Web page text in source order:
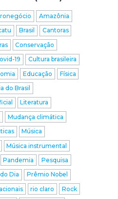
Amazônia
Brasil
Cantoras
Conservação
19
Cultura brasileira
Educação
Física
do Brasil
Literatura
Mudança climática
Música
Música instrumental
Pandemia
Pesquisa
Dia
Prêmio Nobel
rio claro
Rock